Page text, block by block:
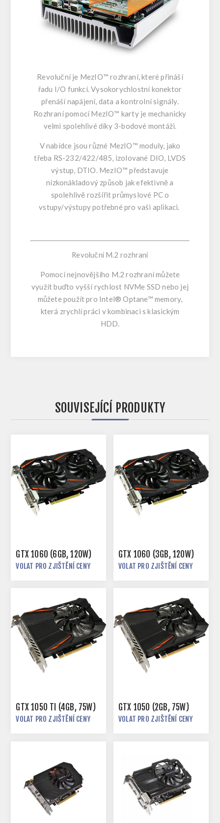
Revoluční je MezIO™ rozhraní, které přináší
řadu I/O funkcí. Vysokorychlostní konektor
přenáší napájení, data a kontrolní signály.
Rozhraní pomocí MezIO™ karty je mechanicky
velmi spolehlivé díky 3-bodové montáži.
V nabídce jsou různé MezIO™ moduly, jako
třeba RS-232/422/485, izolované DIO, LVDS
výstup, DTIO. MezIO™ představuje
nízkonákladový způsob jak efektivně a
spolehlivě rozšířit průmyslové PC o
vstupy/výstupy potřebné pro vaši aplikaci.
Revoluční M.2 rozhraní
Pomocí nejnovějšího M.2 rozhraní můžete
využít buďto vyšší rychlost NVMe SSD nebo jej
můžete použít pro Intel® Optane™ memory,
která zrychlí práci v kombinaci s klasickým
HDD.
SOUVISEJÍCÍ PRODUKTY
GTX 1060 (6GB, 120W)
VOLAT PRO ZJIŠTĚNÍ CENY
GTX 1060 (3GB, 120W)
VOLAT PRO ZJIŠTĚNÍ CENY
GTX 1050 TI (4GB, 75W)
VOLAT PRO ZJIŠTĚNÍ CENY
GTX 1050 (2GB, 75W)
VOLAT PRO ZJIŠTĚNÍ CENY